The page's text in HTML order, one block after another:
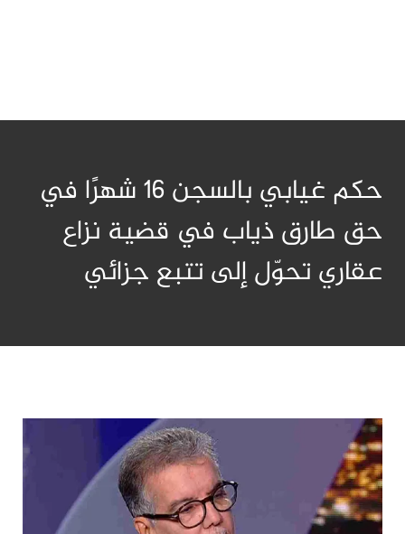
حكم غيابي بالسجن 16 شهرًا في
حق طارق ذياب في قضية نزاع
عقاري تحوّل إلى تتبع جزائي